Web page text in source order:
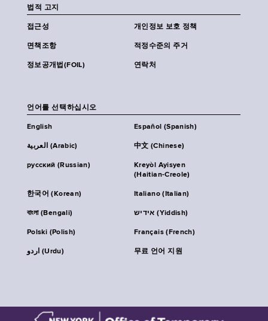
법적 고지
접근성 개인정보 보호 정책
면책조항 적정수준의 주거
정보공개법(FOIL) 연락처
언어를 선택하십시오
English Español (Spanish)
العربية (Arabic) 中文 (Chinese)
русский (Russian)
Kreyòl Ayisyen
(Haitian-Creole)
한국어 (Korean) Italiano (Italian)
বাংলা (Bengali) אידיש (Yiddish)
Polski (Polish) Français (French)
اردو (Urdu) 무료 언어 지원